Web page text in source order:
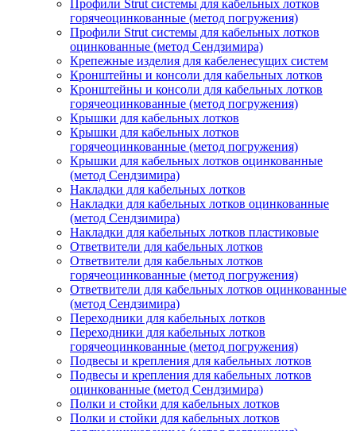
Профили Strut системы для кабельных лотков
горячеоцинкованные (метод погружения)
Профили Strut системы для кабельных лотков
оцинкованные (метод Сендзимира)
Крепежные изделия для кабеленесущих систем
Кронштейны и консоли для кабельных лотков
Кронштейны и консоли для кабельных лотков
горячеоцинкованные (метод погружения)
Крышки для кабельных лотков
Крышки для кабельных лотков
горячеоцинкованные (метод погружения)
Крышки для кабельных лотков оцинкованные
(метод Сендзимира)
Накладки для кабельных лотков
Накладки для кабельных лотков оцинкованные
(метод Сендзимира)
Накладки для кабельных лотков пластиковые
Ответвители для кабельных лотков
Ответвители для кабельных лотков
горячеоцинкованные (метод погружения)
Ответвители для кабельных лотков оцинкованные
(метод Сендзимира)
Переходники для кабельных лотков
Переходники для кабельных лотков
горячеоцинкованные (метод погружения)
Подвесы и крепления для кабельных лотков
Подвесы и крепления для кабельных лотков
оцинкованные (метод Сендзимира)
Полки и стойки для кабельных лотков
Полки и стойки для кабельных лотков